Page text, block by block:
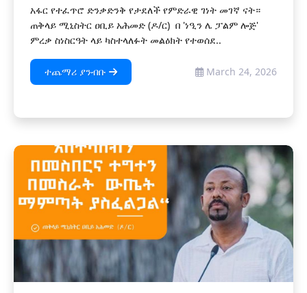
አፋር የተፈጥሮ ድንቃድንቅ የታደለች የምድራዊ ገነት መገኛ ናት።
ጠቅላይ ሚኒስትር ዐቢይ አሕመድ (ዶ/ር) በ 'ነዒን ሌ ፓልም ሎጅ'
ምረቃ ስነስርዓት ላይ ካስተላለፉት መልዕክት የተወሰደ..
ተጨማሪ ያንብቡ March 24, 2026